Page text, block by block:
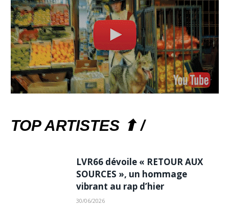
TOP ARTISTES ⬆ /
LVR66 dévoile « RETOUR AUX
SOURCES », un hommage
vibrant au rap d’hier
30/06/2026